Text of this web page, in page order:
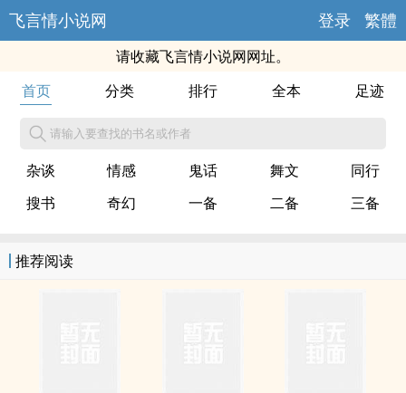
飞言情小说网 登录 繁體
请收藏飞言情小说网网址。
首页
分类 排行 全本 足迹
请输入要查找的书名或作者
杂谈 情感 鬼话 舞文
同行
搜书
奇幻 一备 二备 三备
推荐阅读